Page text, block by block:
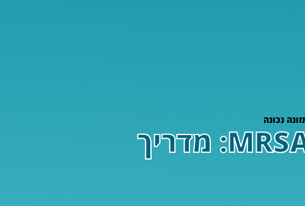
חיזוק מערכת החיסון בזמן התפשטות MRSA: מדריך